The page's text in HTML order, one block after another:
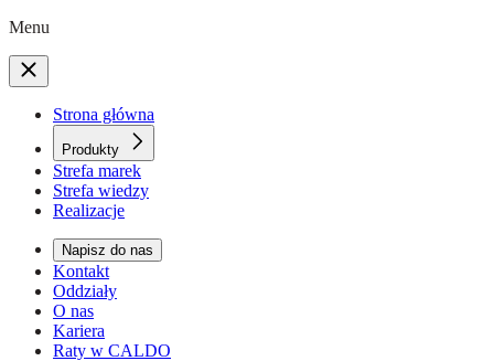
Menu
Strona główna
Produkty
Strefa marek
Strefa wiedzy
Realizacje
Napisz do nas
Kontakt
Oddziały
O nas
Kariera
Raty w CALDO